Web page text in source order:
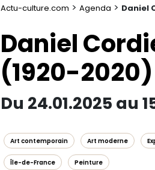
Actu-culture.com > Agenda > Daniel
Daniel
(1920-2020)
Du 24.01.2025 au
Art contemporain Art moderne
Île-de-France Peinture